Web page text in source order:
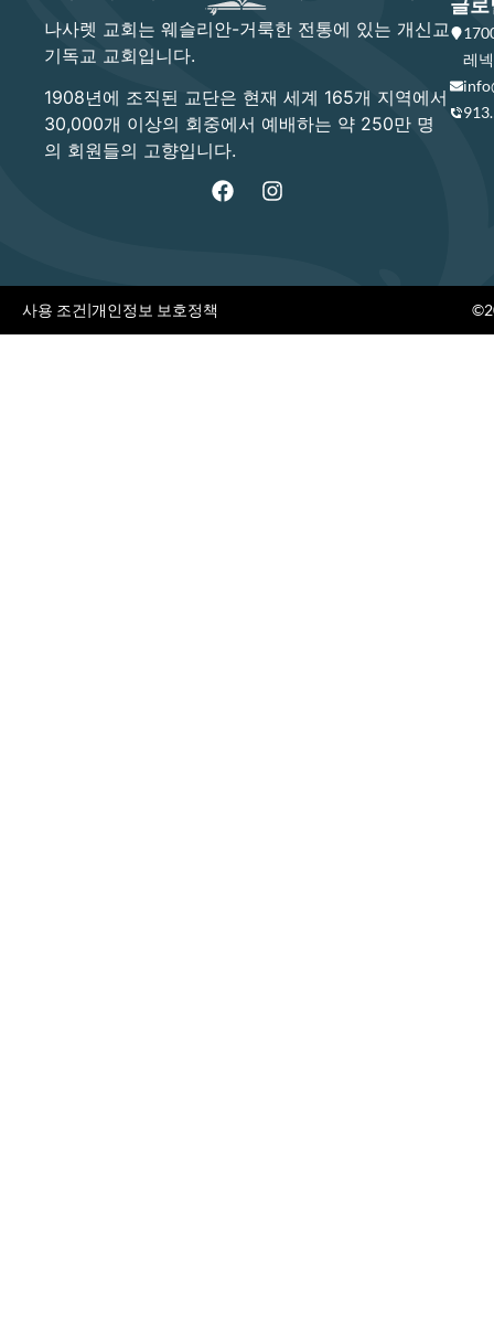
나사렛 교회는 웨슬리안-거룩한 전통에 있는 개신교
기독교 교회입니다.
1908년에 조직된 교단은 현재 세계 165개 지역에서
30,000개 이상의 회중에서 예배하는 약 250만 명
의 회원들의 고향입니다.
레
사용 조건|개인정보 보호정책